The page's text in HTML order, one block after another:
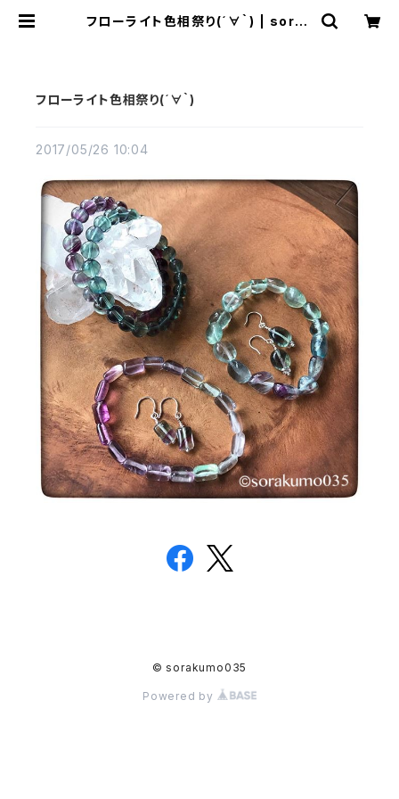
フローライト色相祭り(´∀｀) | sorak
フローライト色相祭り(´∀｀)
2017/05/26 10:04
© sorakumo035
Powered by